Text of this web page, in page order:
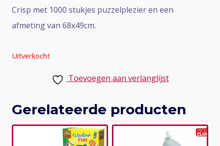
Crisp met 1000 stukjes puzzelplezier en een
afmeting van 68x49cm.
Uitverkocht
Toevoegen aan verlanglijst
Gerelateerde producten